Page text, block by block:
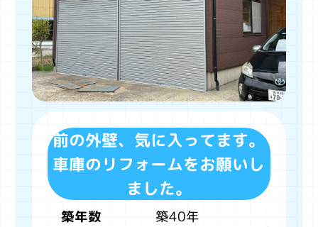
前の外壁、気に入ってます。
車庫のリフォームをお願いし
ました。
築年数 築40年